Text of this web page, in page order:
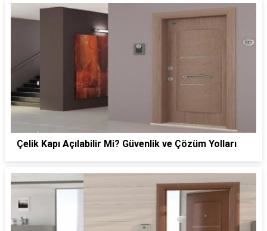
Çelik Kapı Açılabilir Mi? Güvenlik ve Çözüm Yolları